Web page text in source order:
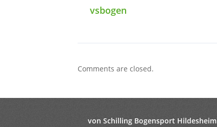
vsbogen
Comments are closed.
von Schilling Bogensport Hildesheim